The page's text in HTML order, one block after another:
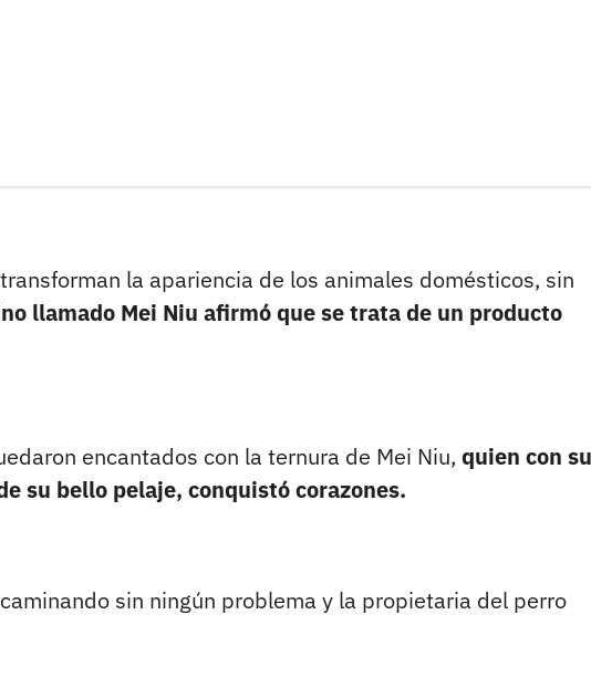
la apariencia de los animales domésticos, sin
llamado Mei Niu afirmó que se trata de un producto
encantados con la ternura de Mei Niu, quien con
su bello pelaje, conquistó corazones.
sin ningún problema y la propietaria del perro